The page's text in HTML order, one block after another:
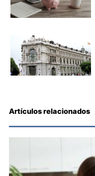
Artículos relacionados